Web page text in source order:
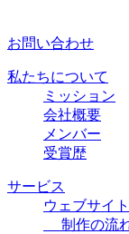
お問い合わせ
私たちについて
ミッション
会社概要
メンバー
受賞歴
サービス
ウェブサイ
制作の流